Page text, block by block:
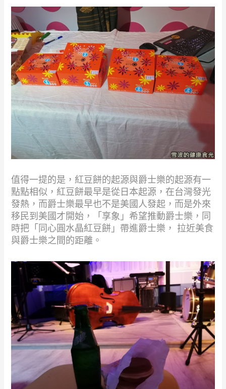
值得一提的是，紅豆餅的起源與爵士樂的起源有一
點點相似，紅豆餅最早是從日本起源，在台灣發光
發熱，而爵士樂最早也不是美國人發起，而是外來
移民到美國才開始，「享象」希望推動爵士樂，同
時把「同心圓水晶紅豆餅」帶進爵士樂， 拉近美食
與爵士樂之間的距離。